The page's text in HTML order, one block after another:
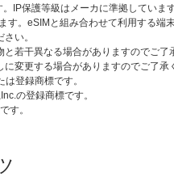
IP保護等級はメーカに準拠していま
す。eSIMと組み合わせて利用する
い。
若干異なる場合がありますのでご了
変更する場合がありますのでご了承
登録商標です。
の登録商標です。
す。